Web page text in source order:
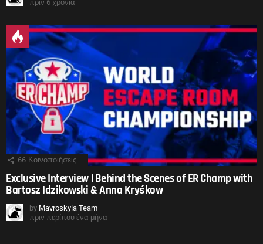
πριν 6 χρόνια
66 Κοινοποιήσεις
Exclusive Interview | Behind the Scenes of ER Champ with
Bartosz Idzikowski & Anna Kryśkow
by Mavroskyla Team
πριν περίπου ένα μήνα